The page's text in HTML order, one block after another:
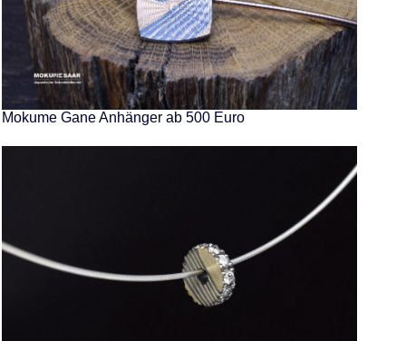
Mokume Gane Anhänger ab 500 Euro